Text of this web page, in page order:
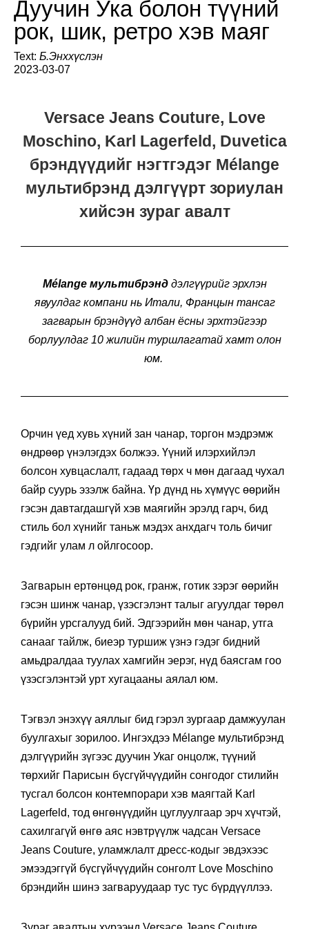
Дуучин Ука болон түүний
рок, шик, ретро хэв маяг
Text: Б.Энххүслэн
2023-03-07
Versace Jeans Couture, Love
Moschino, Karl Lagerfeld, Duvetica
брэндүүдийг нэгтгэдэг Mélange
мультибрэнд дэлгүүрт зориулан
хийсэн зураг авалт
Mélange мультибрэнддэлгүүрийг эрхлэн
явуулдаг компани нь Итали, Францын тансаг
загварын брэндүүд албан ёсны эрхтэйгээр
борлуулдаг 10 жилийн туршлагатай хамт олон
юм.
Орчин үед хувь хүний зан чанар, торгон мэдрэмж
өндрөөр үнэлэгдэх болжээ. Үүний илэрхийлэл
болсон хувцаслалт, гадаад төрх ч мөн дагаад чухал
байр суурь эзэлж байна. Үр дүнд нь хүмүүс өөрийн
гэсэн давтагдашгүй хэв маягийн эрэлд гарч, бид
стиль бол хүнийг таньж мэдэх анхдагч толь бичиг
гэдгийг улам л ойлгосоор.
Загварын ертөнцөд рок, гранж, готик зэрэг өөрийн
гэсэн шинж чанар, үзэсгэлэнт талыг агуулдаг төрөл
бүрийн урсгалууд бий. Эдгээрийн мөн чанар, утга
санааг тайлж, биеэр туршиж үзнэ гэдэг бидний
амьдралдаа туулах хамгийн эерэг, нүд баясгам гоо
үзэсгэлэнтэй урт хугацааны аялал юм.
Тэгвэл энэхүү аяллыг бид гэрэл зургаар дамжуулан
буулгахыг зорилоо. Ингэхдээ Mélange мультибрэнд
дэлгүүрийн зүгээс дуучин Укаг онцолж, түүний
төрхийг Парисын бүсгүйчүүдийн сонгодог стилийн
тусгал болсон контемпорари хэв маягтай Karl
Lagerfeld, тод өнгөнүүдийн цуглуулгаар эрч хүчтэй,
сахилгагүй өнгө аяс нэвтрүүлж чадсан Versace
Jeans Couture, уламжлалт дресс-кодыг эвдэхээс
эмээдэггүй бүсгүйчүүдийн сонголт Love Moschino
брэндийн шинэ загваруудаар тус тус бүрдүүллээ.